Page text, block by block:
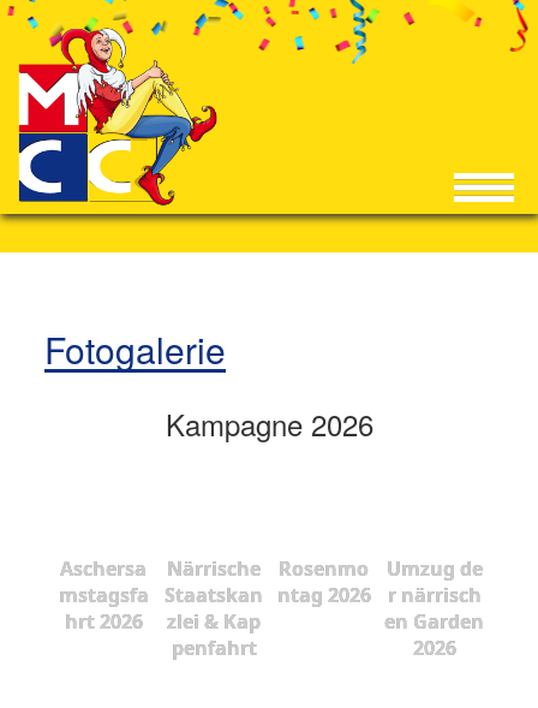
Fotogalerie
Kampagne 2026
Aschersa
mstagsfa
hrt 2026
Närrische
Staatskan
zlei & Kap
penfahrt
Rosenmo
ntag 2026
Umzug de
r närrisch
en Garden
2026